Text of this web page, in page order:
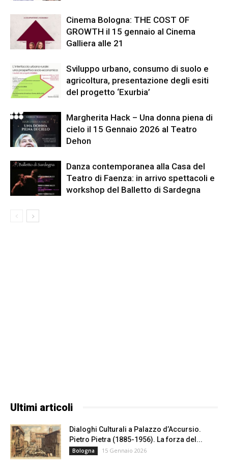
Cinema Bologna: THE COST OF
GROWTH il 15 gennaio al Cinema
Galliera alle 21
Sviluppo urbano, consumo di suolo e
agricoltura, presentazione degli esiti
del progetto ‘Exurbia’
Margherita Hack – Una donna piena di
cielo il 15 Gennaio 2026 al Teatro
Dehon
Danza contemporanea alla Casa del
Teatro di Faenza: in arrivo spettacoli e
workshop del Balletto di Sardegna
Ultimi articoli
Dialoghi Culturali a Palazzo d’Accursio.
Pietro Pietra (1885-1956). La forza del...
Bologna 15 Gennaio 2026